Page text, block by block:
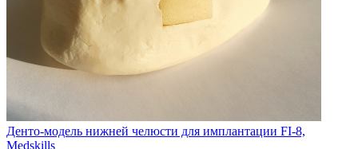
Денто-модель нижней челюсти для имплантации FI-8,
Medskills